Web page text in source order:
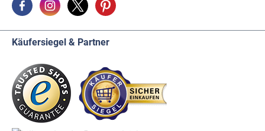
Käufersiegel & Partner